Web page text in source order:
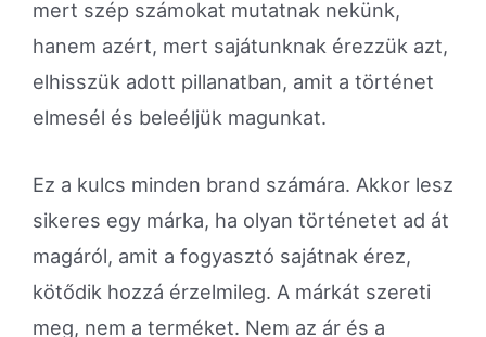
mert szép számokat mutatnak nekünk,
hanem azért, mert sajátunknak érezzük azt,
elhisszük adott pillanatban, amit a történet
elmesél és beleéljük magunkat.
Ez a kulcs minden brand számára. Akkor lesz
sikeres egy márka, ha olyan történetet ad át
magáról, amit a fogyasztó sajátnak érez,
kötődik hozzá érzelmileg. A márkát szereti
meg, nem a terméket. Nem az ár és a